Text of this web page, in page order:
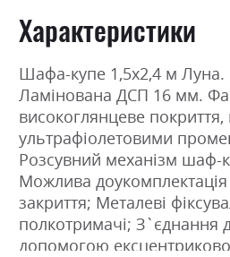
Характеристики
Шафа-купе 1,5х2,4 м Луна.
Ламінована ДСП 16 мм.
високоглянцеве
ультрафіолетовими
Розсувний механізм шаф-
Можлива
закриття; Металеві
полкотримачі; З`єднання
допомогою